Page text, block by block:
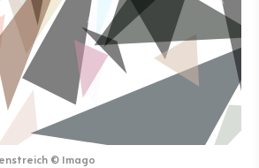
© Imago